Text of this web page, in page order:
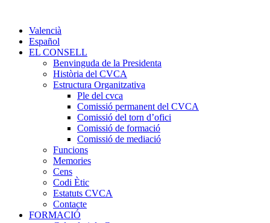
Valencià
Español
EL CONSELL
Benvinguda de la Presidenta
Història del CVCA
Estructura Organitzativa
Ple del cvca
Comissió permanent del CVCA
Comissió del torn d’ofici
Comissió de formació
Comissió de mediació
Funcions
Memories
Cens
Codi Ètic
Estatuts CVCA
Contacte
FORMACIÓ